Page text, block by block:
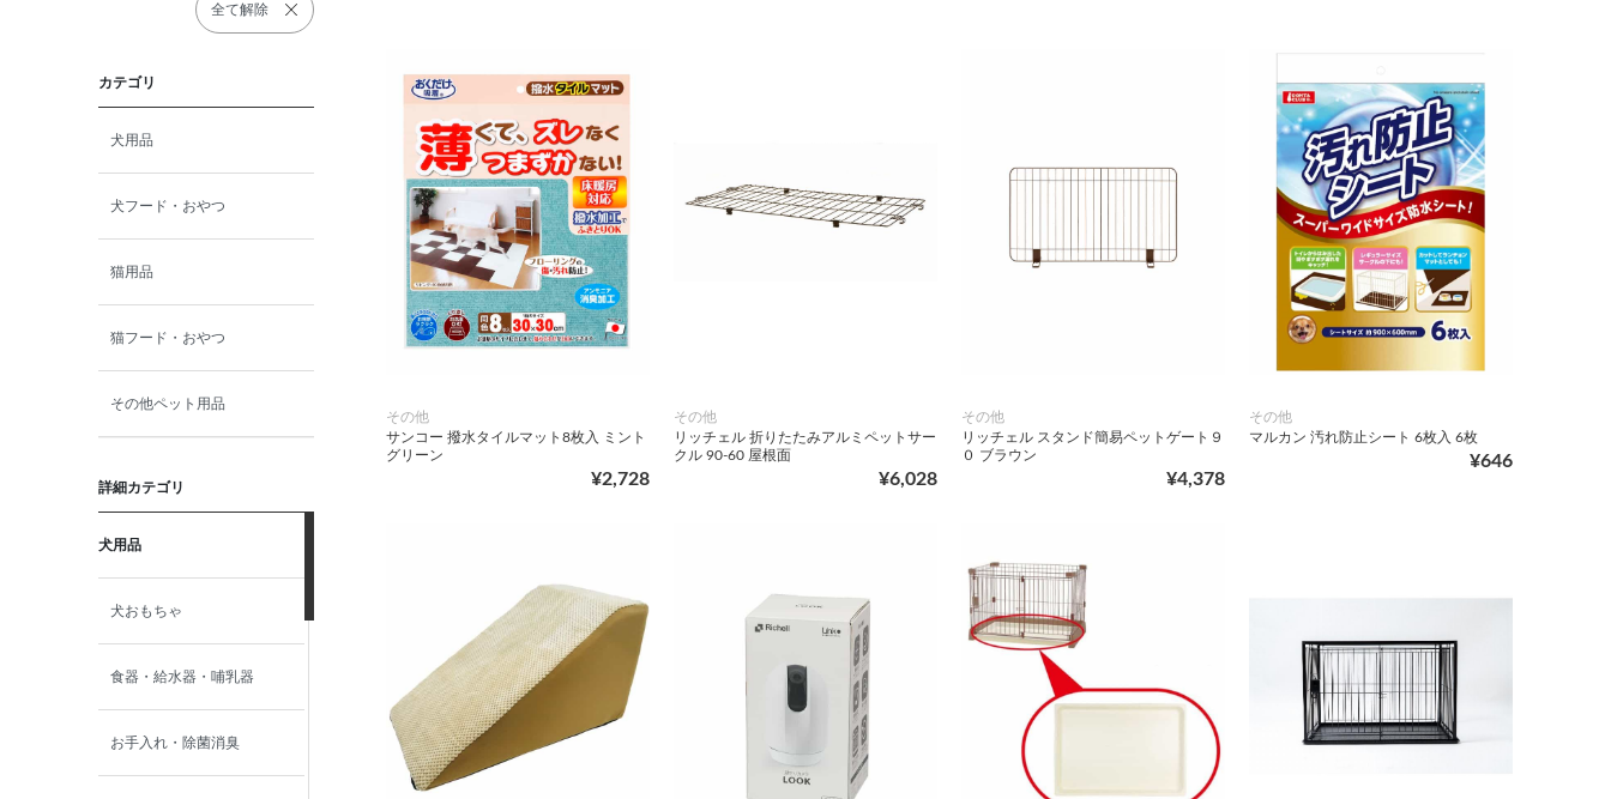
全て解除
カテゴリ
犬用品
犬フード・おやつ
猫用品
猫フード・おやつ
その他ペット用品
詳細カテゴリ
犬用品
犬おもちゃ
食器・給水器・哺乳器
お手入れ・除菌消臭
その他
サンコー 撥水タイルマット8枚入 ミント
グリーン
¥2,728
その他
リッチェル 折りたたみアルミペットサー
クル 90-60 屋根面
¥6,028
その他
リッチェル スタンド簡易ペットゲート９
０ ブラウン
¥4,378
その他
マルカン 汚れ防止シート 6枚入 6枚
¥646